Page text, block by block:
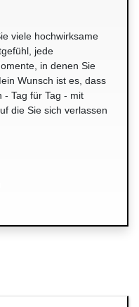
viele hochwirksame
jede
in denen Sie
Wunsch ist es, dass
- Tag für Tag - mit
die Sie sich verlassen